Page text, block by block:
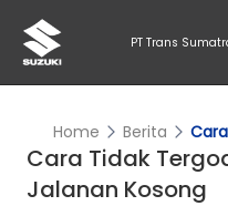
PT Trans
Home Berita
Cara Tidak
Jalanan Kosong